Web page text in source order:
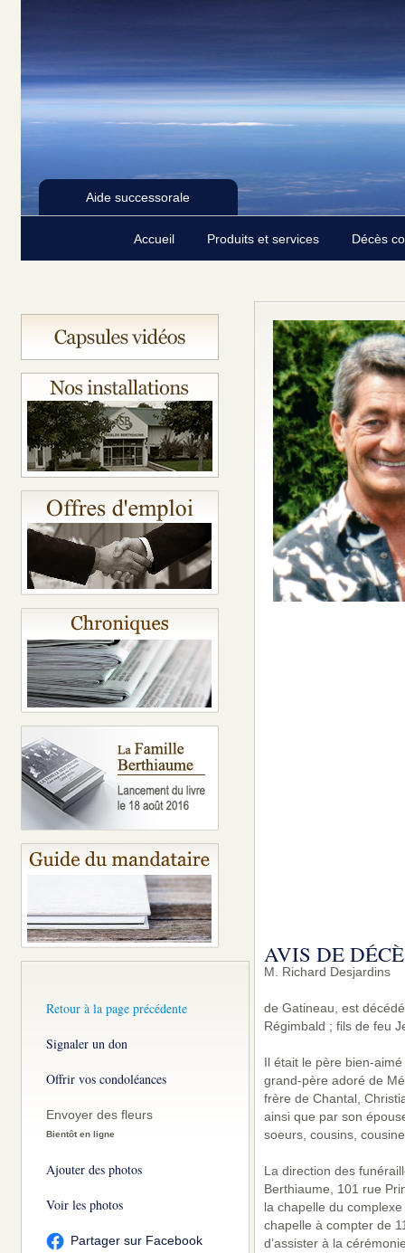
Aide successorale
Accueil Produits et services Décès
Retour à la page précédente
Signaler un don
Offrir vos condoléances
Envoyer des fleurs
Bientôt en ligne
Ajouter des photos
Voir les photos
Partager sur Facebook
AVIS DE
M. Richard Desjardins
de Gatineau, est
Régimbald ; fils de feu
Il était le père bien-
grand-père adoré de
frère de Chantal,
ainsi que par son
soeurs, cousins,
La direction des
Berthiaume, 101 rue
la chapelle du
chapelle à compter de
d’assister à la